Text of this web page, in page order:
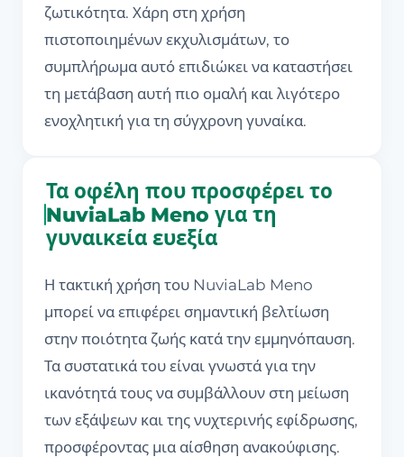
ζωτικότητα. Χάρη στη χρήση
πιστοποιημένων εκχυλισμάτων, το
συμπλήρωμα αυτό επιδιώκει να καταστήσει
τη μετάβαση αυτή πιο ομαλή και λιγότερο
ενοχλητική για τη σύγχρονη γυναίκα.
Τα οφέλη που προσφέρει το
NuviaLab Meno για τη
γυναικεία ευεξία
Η τακτική χρήση του NuviaLab Meno
μπορεί να επιφέρει σημαντική βελτίωση
στην ποιότητα ζωής κατά την εμμηνόπαυση.
Τα συστατικά του είναι γνωστά για την
ικανότητά τους να συμβάλλουν στη μείωση
των εξάψεων και της νυχτερινής εφίδρωσης,
προσφέροντας μια αίσθηση ανακούφισης.